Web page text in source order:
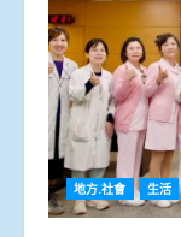
地方.社會 生活